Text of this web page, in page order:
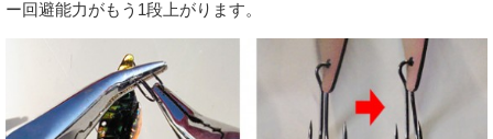
ー回避能力がもう1段上がります。